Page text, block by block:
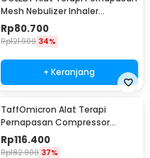
Mesh Nebulizer Inhaler
Atomizer - TZ-W08
Rp80.700
Rp121.900 34%
+ Keranjang
TaffOmicron Alat Terapi
Pernapasan Compressor
Nebulizer Inhaler - SZ5
Rp116.400
Rp182.900 37%